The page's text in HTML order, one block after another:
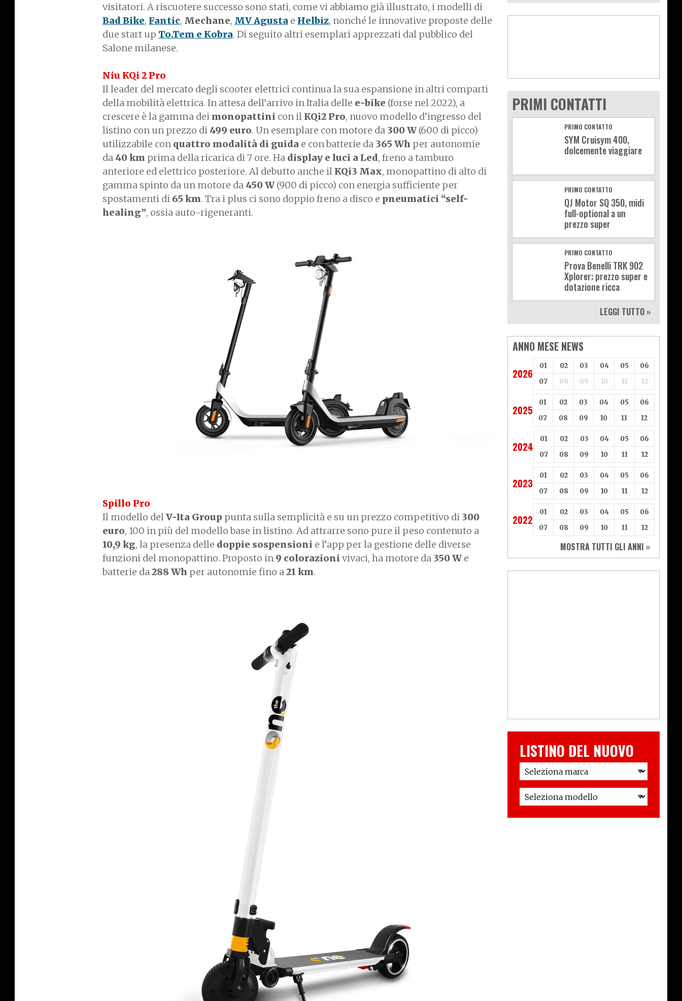
visitatori. A riscuotere successo sono stati, come vi abbiamo già illustrato, i modelli di
Bad Bike, Fantic, Mechane, MV Agusta e Helbiz, nonché le innovative proposte delle
due start up To.Tem e Kobra. Di seguito altri esemplari apprezzati dal pubblico del
Salone milanese.
Niu KQi 2 Pro
Il leader del mercato degli scooter elettrici continua la sua espansione in altri comparti
della mobilità elettrica. In attesa dell’arrivo in Italia delle e-bike (forse nel 2022), a
crescere è la gamma dei monopattini con il KQi2 Pro, nuovo modello d’ingresso del
listino con un prezzo di 499 euro. Un esemplare con motore da 300 W (600 di picco)
utilizzabile con quattro modalità di guida e con batterie da 365 Wh per autonomie
da 40 km prima della ricarica di 7 ore. Ha display e luci a Led, freno a tamburo
anteriore ed elettrico posteriore. Al debutto anche il KQi3 Max, monopattino di alto di
gamma spinto da un motore da 450 W (900 di picco) con energia sufficiente per
spostamenti di 65 km. Tra i plus ci sono doppio freno a disco e pneumatici “self-
healing”, ossia auto-rigeneranti.
Spillo Pro
Il modello delV-Ita Group punta sulla semplicità e su un prezzo competitivo di 300
euro, 100 in più del modello base in listino. Ad attrarre sono pure il peso contenuto a
10,9 kg, la presenza delle doppie sospensioni e l’app per la gestione delle diverse
funzioni del monopattino. Proposto in 9 colorazioni vivaci, ha motore da 350 W e
batterie da288 Wh per autonomie fino a21 km.
PRIMI CONTATTI
PRIMO CONTATTO
SYM Cruisym 400,
dolcemente viaggiare
PRIMO CONTATTO
QJ Motor SQ 350, midi
full-optional a un
prezzo super
PRIMO CONTATTO
Prova Benelli TRK 902
Xplorer: prezzo super e
dotazione ricca
LEGGI TUTTO »
ANNO MESE NEWS
2026
01 02 03 04 05
06
07
08 09 10 11 12
2025
01 02 03 04 05
06
07
08 09 10 11 12
2024
01 02 03 04 05
06
07
08 09 10 11 12
2023
01 02 03 04 05
06
07
08 09 10 11 12
2022
01 02 03 04 05
06
07
08 09 10 11 12
MOSTRA TUTTI GLI ANNI »
LISTINO DEL NUOVO